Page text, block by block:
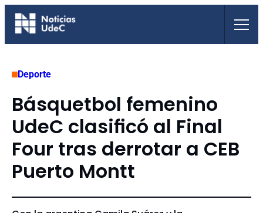
Saltar
Deporte
Básquetbol femenino
UdeC clasificó al Final
Four tras derrotar a CEB
Puerto Montt